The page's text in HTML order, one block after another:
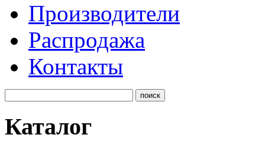
Производители
Распродажа
Контакты
Каталог